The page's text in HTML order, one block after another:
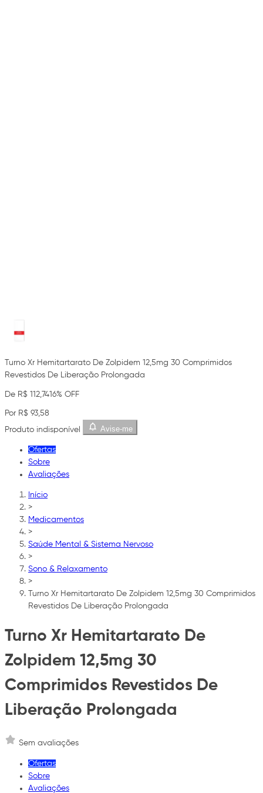
Turno Xr Hemitartarato De Zolpidem 12,5mg 30 Comprimidos
Revestidos De Liberação Prolongada
De R$ 112,7416% OFF
Por R$ 93,58
Produto indisponível
Avise-me
Ofertas
Sobre
Avaliações
Início
>
Medicamentos
>
Saúde Mental & Sistema Nervoso
>
Sono & Relaxamento
>
Turno Xr Hemitartarato De Zolpidem 12,5mg 30 Comprimidos
Revestidos De Liberação Prolongada
Turno Xr Hemitartarato De
Zolpidem 12,5mg 30
Comprimidos Revestidos De
Liberação Prolongada
Sem avaliações
Ofertas
Sobre
Avaliações